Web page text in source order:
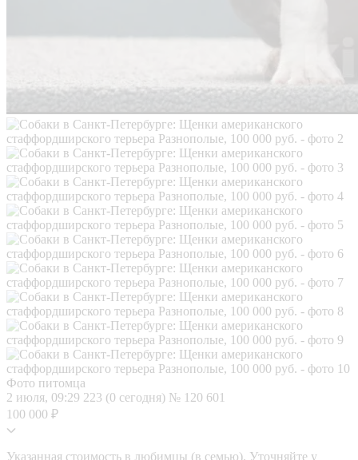
Фото питомца
2 июля, 09:29 223 (0 сегодня) № 120 601
100 000 ₽
Указанная стоимость в любимцы (в семью). Уточняйте у